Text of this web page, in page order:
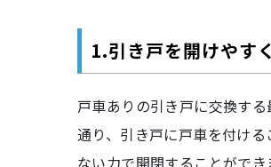
1.引き戸を開けやす
戸車ありの引き戸に交換す
通り、引き戸に戸車を付け